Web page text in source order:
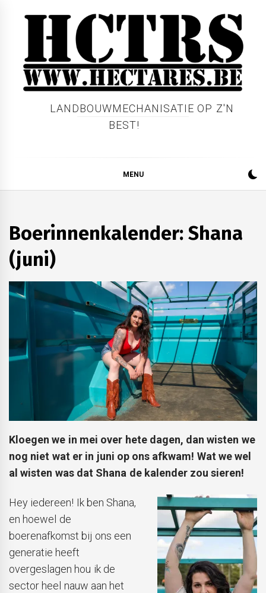
LANDBOUWMECHANISATIE OP Z'N
BEST!
MENU
VEEHOUDERIJ
Boerinnenkalender: Shana
(juni)
Kloegen we in mei over hete dagen, dan wisten we
nog niet wat er in juni op ons afkwam! Wat we wel
al wisten was dat Shana de kalender zou sieren!
Hey iedereen! Ik ben Shana,
en hoewel de
boerenafkomst bij ons een
generatie heeft
overgeslagen hou ik de
sector heel nauw aan het